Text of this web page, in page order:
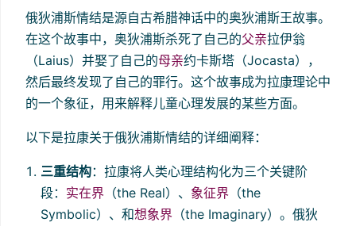
俄狄浦斯情结是源自古希腊神话中的奥狄浦斯王故事。
在这个故事中，奥狄浦斯杀死了自己的父亲拉伊翁
（Laius）并娶了自己的母亲约卡斯塔（Jocasta），
然后最终发现了自己的罪行。这个故事成为拉康理论中
的一个象征，用来解释儿童心理发展的某些方面。
以下是拉康关于俄狄浦斯情结的详细阐释：
三重结构：拉康将人类心理结构化为三个关键阶
段： 实在界 （the Real）、 象征界 （the
Symbolic）、和想象界 （the Imaginary）。俄狄